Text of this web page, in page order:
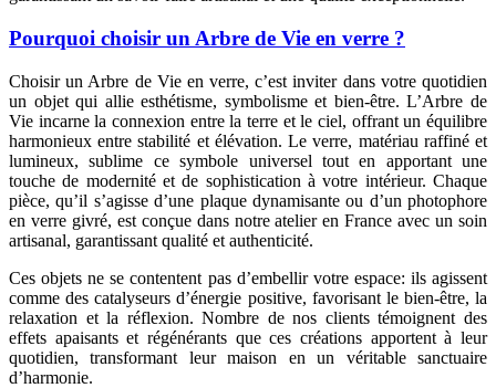
Pourquoi choisir un Arbre de Vie en verre ?
Choisir un Arbre de Vie en verre, c’est inviter dans votre quotidien
un objet qui allie esthétisme, symbolisme et bien-être. L’Arbre de
Vie incarne la connexion entre la terre et le ciel, offrant un équilibre
harmonieux entre stabilité et élévation. Le verre, matériau raffiné et
lumineux, sublime ce symbole universel tout en apportant une
touche de modernité et de sophistication à votre intérieur. Chaque
pièce, qu’il s’agisse d’une plaque dynamisante ou d’un photophore
en verre givré, est conçue dans notre atelier en France avec un soin
artisanal, garantissant qualité et authenticité.
Ces objets ne se contentent pas d’embellir votre espace: ils agissent
comme des catalyseurs d’énergie positive, favorisant le bien-être, la
relaxation et la réflexion. Nombre de nos clients témoignent des
effets apaisants et régénérants que ces créations apportent à leur
quotidien, transformant leur maison en un véritable sanctuaire
d’harmonie.